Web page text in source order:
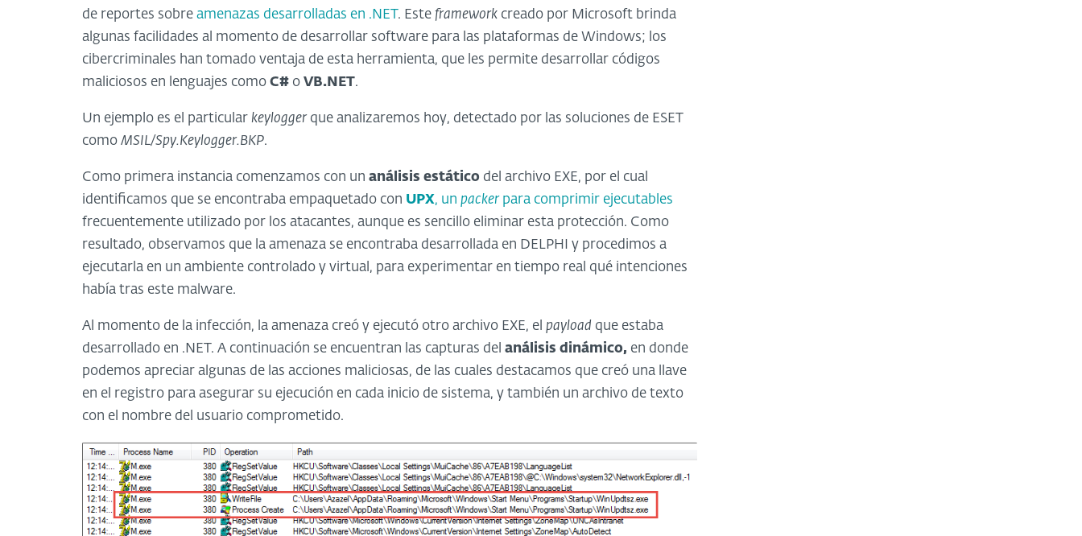
de reportes sobre amenazas desarrolladas en .NET. Este framework creado por Microsoft brinda
algunas facilidades al momento de desarrollar software para las plataformas de Windows; los
cibercriminales han tomado ventaja de esta herramienta, que les permite desarrollar códigos
maliciosos en lenguajes como C# o VB.NET.
Un ejemplo es el particular keyloggerque analizaremos hoy, detectado por las soluciones de ESET
como MSIL/Spy.Keylogger.BKP.
Como primera instancia comenzamos con un análisis estático del archivo EXE, por el cual
identificamos que se encontraba empaquetado con UPX, un packer para comprimir ejecutables
frecuentemente utilizado por los atacantes, aunque es sencillo eliminar esta protección. Como
resultado, observamos que la amenaza se encontraba desarrollada en DELPHI y procedimos a
ejecutarla en un ambiente controlado y virtual, para experimentar en tiempo real qué intenciones
había tras este malware.
Al momento de la infección, la amenaza creó y ejecutó otro archivo EXE, el payload que estaba
desarrollado en .NET. A continuación se encuentran las capturas del análisis dinámico, en donde
podemos apreciar algunas de las acciones maliciosas, de las cuales destacamos que creó una llave
en el registro para asegurar su ejecución en cada inicio de sistema, y también un archivo de texto
con el nombre del usuario comprometido.